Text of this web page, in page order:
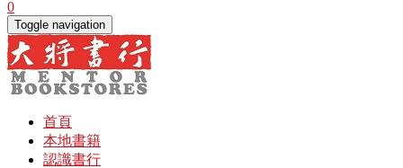
0
Toggle navigation
首頁
本地書籍
認識書行